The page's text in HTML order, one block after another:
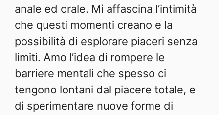
anale ed orale. Mi affascina l’intimità
che questi momenti creano e la
possibilità di esplorare piaceri senza
limiti. Amo l’idea di rompere le
barriere mentali che spesso ci
tengono lontani dal piacere totale, e
di sperimentare nuove forme di